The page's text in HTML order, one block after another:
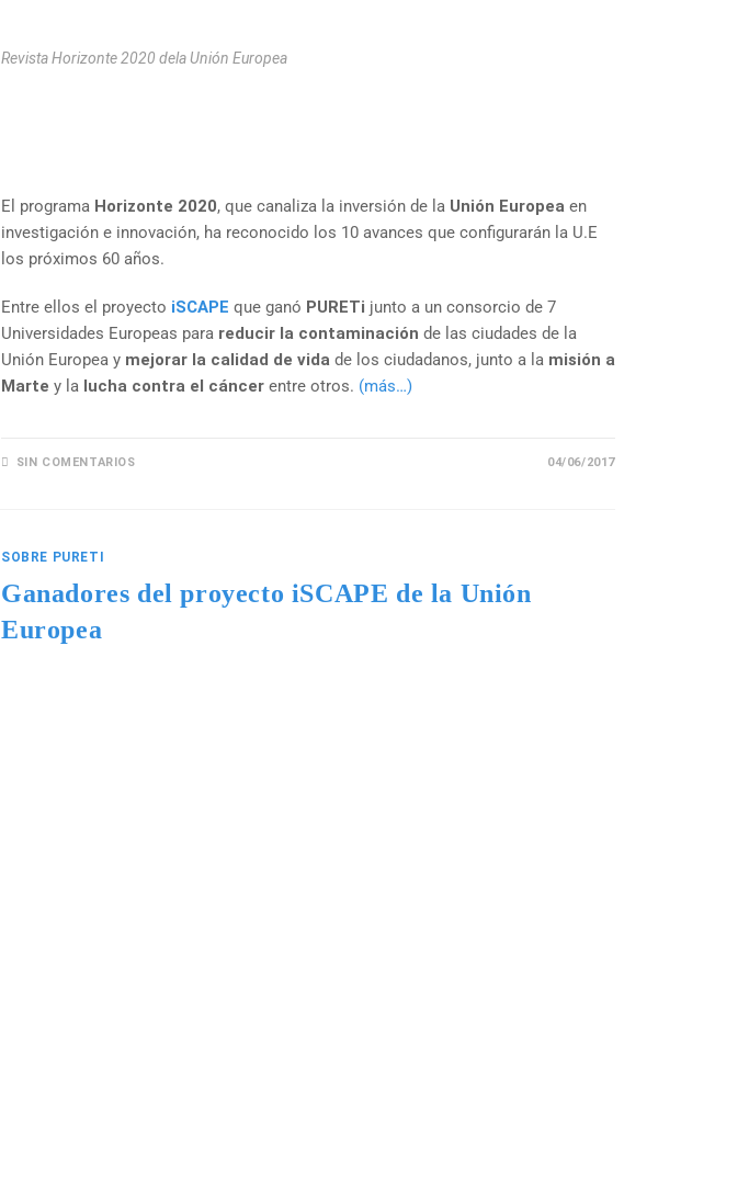
Revista Horizonte 2020 dela Unión Europea
El programa Horizonte 2020, que canaliza la inversión de la Unión Europea en
investigación e innovación, ha reconocido los 10 avances que configurarán la U.E
los próximos 60 años.
Entre ellos el proyecto iSCAPE que ganó PURETi junto a un consorcio de 7
Universidades Europeas para reducir la contaminación de las ciudades de la
Unión Europea y mejorar la calidad de vida de los ciudadanos, junto a la misión a
Marte y la lucha contra el cáncer entre otros. (más…)
SIN COMENTARIOS 04/06/2017
SOBRE PURETI
Ganadores del proyecto iSCAPE de la Unión
Europea